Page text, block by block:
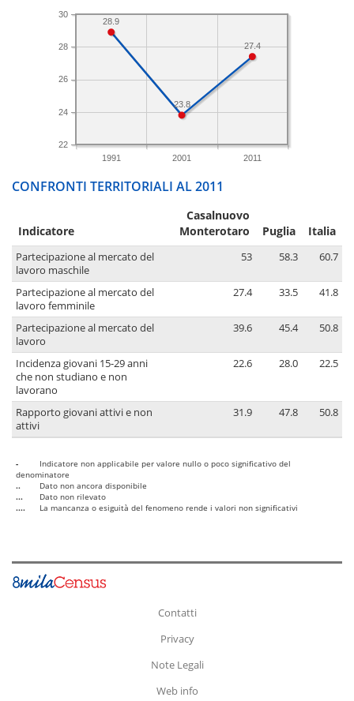
1991 2001 2011
22
24
26
28
30
27.4
23.8
28.9
CONFRONTI TERRITORIALI AL 2011
Indicatore
Casalnuovo
Monterotaro
Puglia Italia
Partecipazione al mercato del
lavoro maschile
53 58.3 60.7
Partecipazione al mercato del
lavoro femminile
27.4 33.5 41.8
Partecipazione al mercato del
lavoro
39.6 45.4 50.8
Incidenza giovani 15-29 anni
che non studiano e non
lavorano
22.6 28.0 22.5
Rapporto giovani attivi e non
attivi
31.9 47.8 50.8
-
Indicatore non applicabile per valore nullo o poco significativo del
denominatore
..
Dato non ancora disponibile
...
Dato non rilevato
....
La mancanza o esiguità del fenomeno rende i valori non significativi
Contatti
Privacy
Note Legali
Web info